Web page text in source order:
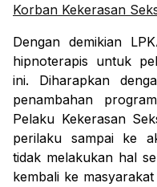
Korban Kekerasan
Dengan demikian
hipnoterapis untuk
ini. Diharapkan
penambahan
Pelaku Kekerasan
perilaku sampai ke
tidak melakukan hal
kembali ke